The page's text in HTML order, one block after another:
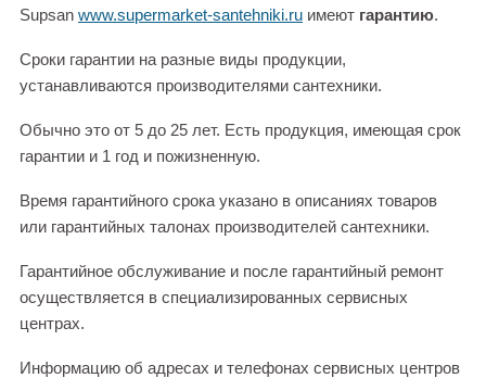
Supsan www.supermarket-santehniki.ru имеют гарантию.
Сроки гарантии на разные виды продукции,
устанавливаются производителями сантехники.
Обычно это от 5 до 25 лет. Есть продукция, имеющая срок
гарантии и 1 год и пожизненную.
Время гарантийного срока указано в описаниях товаров
или гарантийных талонах производителей сантехники.
Гарантийное обслуживание и после гарантийный ремонт
осуществляется в специализированных сервисных
центрах.
Информацию об адресах и телефонах сервисных центров